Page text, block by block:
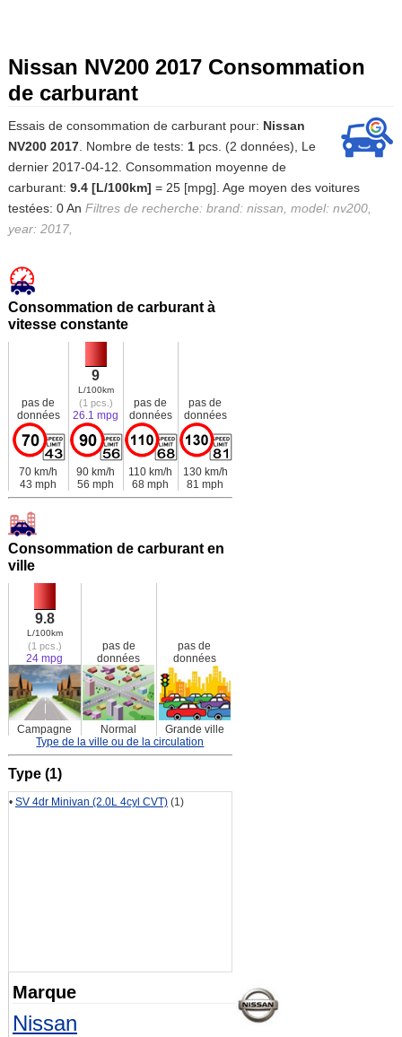
Nissan NV200 2017 Consommation
de carburant
Essais de consommation de carburant pour: Nissan
NV200 2017. Nombre de tests: 1pcs. (2 données), Le
dernier 2017-04-12. Consommation moyenne de
carburant: 9.4 [L/100km] = 25 [mpg]. Age moyen des voitures
testées: 0 An Filtres de recherche: brand: nissan, model: nv200,
year: 2017,
Consommation de carburant à
vitesse constante
pas de
données
9
L/100km
(1 pcs.)
26.1 mpg
pas de
données
pas de
données
70 km/h
43 mph
90 km/h
56 mph
110 km/h
68 mph
130 km/h
81 mph
Consommation de carburant en
ville
9.8
L/100km
(1 pcs.)
24 mpg
pas de
données
pas de
données
Campagne Normal
Grande ville
Type de la ville ou de la circulation
Type (1)
• SV 4dr Minivan (2.0L 4cyl CVT)(1)
Marque
Nissan